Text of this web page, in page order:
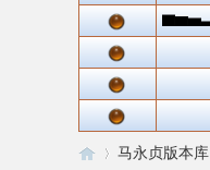
马永贞版本库